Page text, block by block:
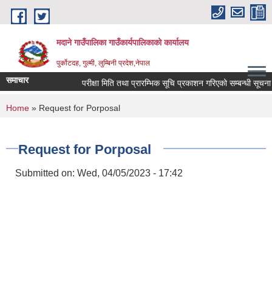
Skip to main content
मदाने गाउँपालिका गाउँकार्यपालिकाको कार्यालय
पुर्कोटदह, गुल्मी, लुम्बिनी प्रदेश,नेपाल
समाचार परीक्षा मिति तथा प्रारम्भिक सूचि प्रकाशन गरिएको सम्बन्धी सूचना
You are here
Home » Request for Porposal
Request for Porposal
Submitted on: Wed, 04/05/2023 - 17:42